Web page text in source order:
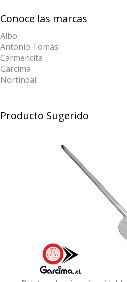
Conoce las marcas
Albo
Antonio Tomás
Carmencita
Garcima
Nortindal
Producto Sugerido